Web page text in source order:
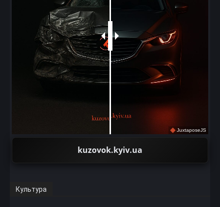
JuxtaposeJS
kuzovok.kyiv.ua
Культура